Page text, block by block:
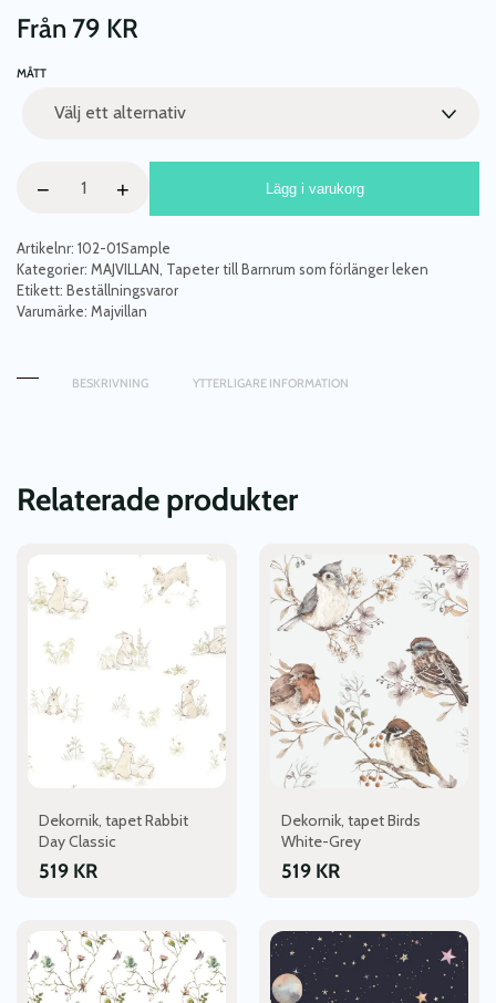
Från 79 KR
MÅTT
tapet
barnrummet
Körsbärsdalen,
gul
mängd
− + Lägg i varukorg
Artikelnr: 102-01Sample
Kategorier: MAJVILLAN Tapeter till Barnrum som förlänger leken
Etikett: Beställningsvaror
Varumärke: Majvillan
BESKRIVNING YTTERLIGARE INFORMATION
Relaterade produkter
Dekornik, tapet Rabbit
Day Classic
519 KR
Dekornik, tapet Birds
White-Grey
519 KR